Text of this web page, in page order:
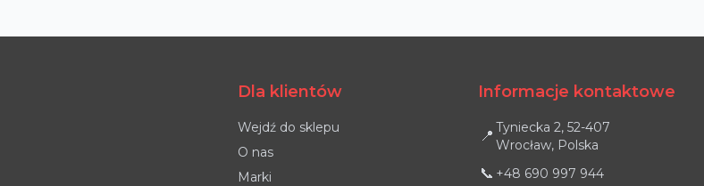
Dla klientów
Wejdź do sklepu
O nas
Marki
Informacje kontaktowe
📍 Tyniecka 2, 52-407
Wrocław, Polska
📞 +48 690 997 944